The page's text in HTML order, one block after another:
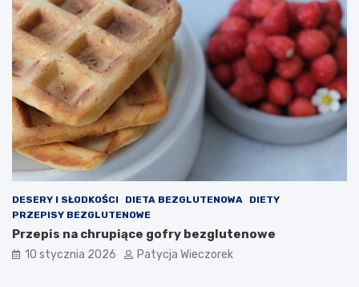
DESERY I SŁODKOŚCI DIETA BEZGLUTENOWA
DIETY
PRZEPISY BEZGLUTENOWE
Przepis na chrupiące gofry bezglutenowe
10 stycznia 2026 Patycja Wieczorek